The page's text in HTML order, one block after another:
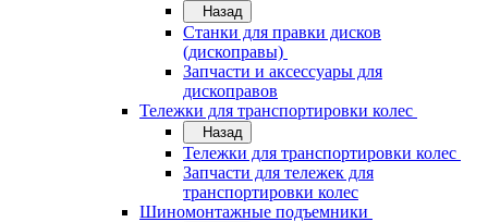
Назад
Станки для правки дисков
(дископравы)
Запчасти и аксессуары для
дископравов
Тележки для транспортировки колес
Назад
Тележки для транспортировки колес
Запчасти для тележек для
транспортировки колес
Шиномонтажные подъемники